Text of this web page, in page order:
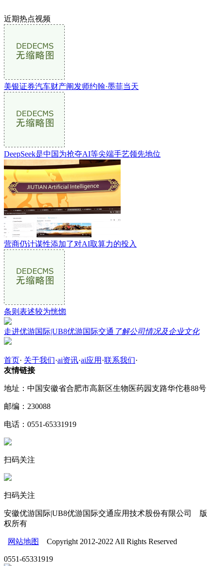
近期热点视频
美银证券汽车财产阐发师约翰·墨菲当天
DeepSeek是中国为抢夺AI等尖端手艺领先地位
营商仍计谋性添加了对AI取算力的投入
条则表述较为恍惚
走进优游国际|UB8优游国际交通 了解公司情况及企业文化
首页· 关于我们·ai资讯·ai应用 ·联系我们·
友情链接
地址：中国安徽省合肥市高新区生物医药园支路华佗巷88号
邮编：230088
电话：0551-65331919
扫码关注
扫码关注
安徽优游国际|UB8优游国际交通应用技术股份有限公司 版
权所有
网站地图 Copyright 2012-2022 All Rights Reserved
0551-65331919